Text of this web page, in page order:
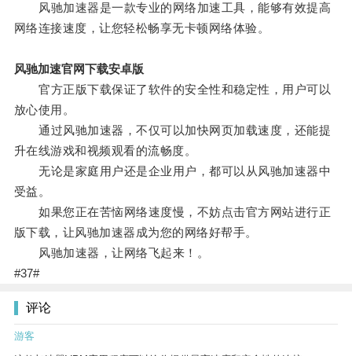
风驰加速器是一款专业的网络加速工具，能够有效提高
网络连接速度，让您轻松畅享无卡顿网络体验。
风驰加速官网下载安卓版
官方正版下载保证了软件的安全性和稳定性，用户可以
放心使用。
通过风驰加速器，不仅可以加快网页加载速度，还能提
升在线游戏和视频观看的流畅度。
无论是家庭用户还是企业用户，都可以从风驰加速器中
受益。
如果您正在苦恼网络速度慢，不妨点击官方网站进行正
版下载，让风驰加速器成为您的网络好帮手。
风驰加速器，让网络飞起来！。
#37#
评论
游客